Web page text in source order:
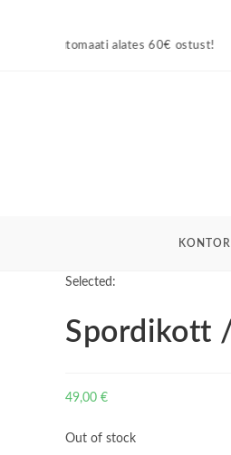
alates 60€ ostust!
KONTOR
Selected:
Spordikott
49,00 €
Out of stock